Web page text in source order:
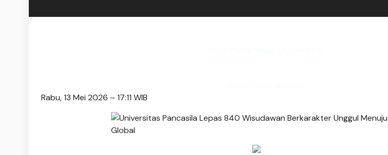
Rabu, 13 Mei 2026 – 17:11 WIB